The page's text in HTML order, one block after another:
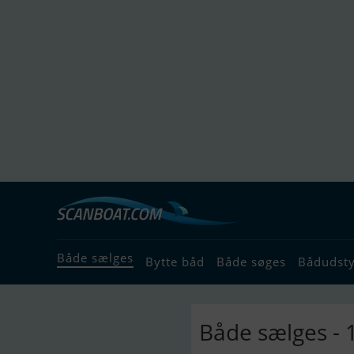
Både sælges Bytte båd Både søges
Både sælges -